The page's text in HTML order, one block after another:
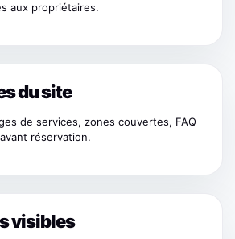
aux propriétaires.
du site
de services, zones couvertes, FAQ
réservation.
visibles